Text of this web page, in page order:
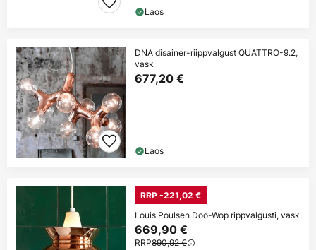
Laos
DNA disainer-riippvalgust QUATTRO-9.2,
vask
677,20 €
Laos
RRP -221,02 €
Louis Poulsen Doo-Wop rippvalgusti, vask
669,90 €
RRP890,92 €